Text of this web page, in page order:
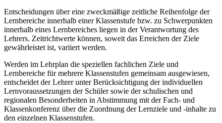
Entscheidungen über eine zweckmäßige zeitliche Reihenfolge der
Lernbereiche innerhalb einer Klassenstufe bzw. zu Schwerpunkten
innerhalb eines Lernbereiches liegen in der Verantwortung des
Lehrers. Zeitrichtwerte können, soweit das Erreichen der Ziele
gewährleistet ist, variiert werden.
Werden im Lehrplan die speziellen fachlichen Ziele und
Lernbereiche für mehrere Klassenstufen gemeinsam ausgewiesen,
entscheidet der Lehrer unter Berücksichtigung der individuellen
Lernvoraussetzungen der Schüler sowie der schulischen und
regionalen Besonderheiten in Abstimmung mit der Fach- und
Klassenkonferenz über die Zuordnung der Lernziele und -inhalte zu
den einzelnen Klassenstufen.